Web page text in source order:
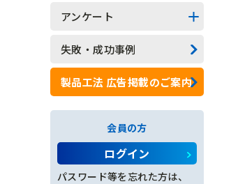
グラウンドアンカー工
ロックボルト工
足場工
ロックネット工
法面工全般
施工管理
アンケート
アンケート結果一覧
失敗・成功事例
製品工法 広告掲載のご案内
会員の方
ログイン
パスワード等を忘れた方は、